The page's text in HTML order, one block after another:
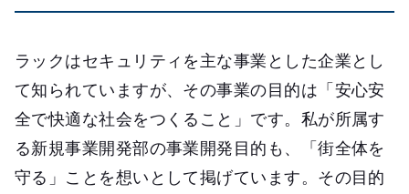
ラックはセキュリティを主な事業とした企業とし
て知られていますが、その事業の目的は「安心安
全で快適な社会をつくること」です。私が所属す
る新規事業開発部の事業開発目的も、「街全体を
守る」ことを想いとして掲げています。その目的